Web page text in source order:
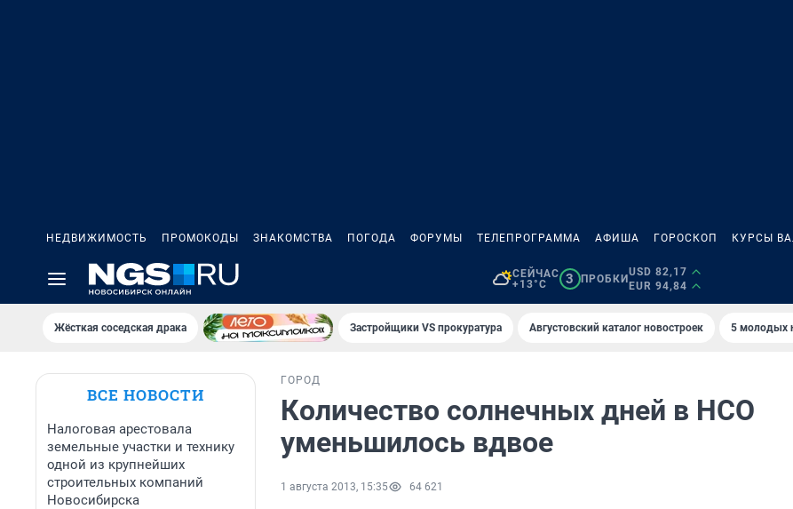
НЕДВИЖИМОСТЬ ПРОМОКОДЫ ЗНАКОМСТВА ПОГОДА ФОРУМЫ ТЕЛЕПРОГРАММА АФИША ГОРОСКОП КУРСЫ
СЕЙЧАС
+13°C
3 ПРОБКИ
USD 82,17
EUR 94,84
Жёсткая соседская драка Застройщики VS прокуратура Августовский каталог новостроек 5 молодых
ВСЕ НОВОСТИ
Налоговая арестовала
земельные участки и технику
одной из крупнейших
строительных компаний
Новосибирска
ГОРОД
Количество солнечных дней в НСО
уменьшилось вдвое
1 августа 2013, 15:35 64 621